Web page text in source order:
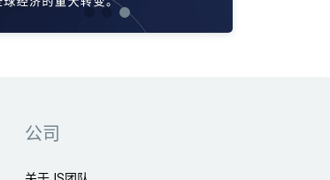
listing 爆款最新
公司